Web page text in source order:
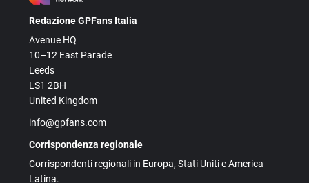
Redazione GPFans Italia
Avenue HQ
10–12 East Parade
Leeds
LS1 2BH
United Kingdom
info@gpfans.com
Corrispondenza regionale
Corrispondenti regionali in Europa, Stati Uniti e America
Latina.